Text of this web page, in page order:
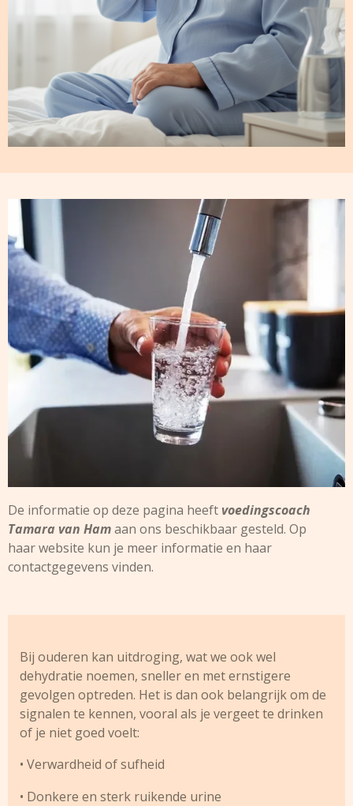
De informatie op deze pagina heeft voedingscoach
Tamara van Hamaan ons beschikbaar gesteld. Op
haarwebsite kun je meer informatie en haar
contactgegevens vinden.
Bij ouderen kan uitdroging, wat we ook wel
dehydratie noemen, sneller en met ernstigere
gevolgen optreden. Het is dan ook belangrijk om de
signalen te kennen, vooral als je vergeet te drinken
of je niet goed voelt:
• Verwardheid of sufheid
• Donkere en sterk ruikende urine